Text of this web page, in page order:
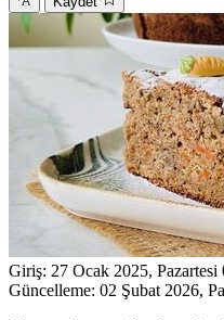
Giriş: 27 Ocak 2025, Pazartesi
Güncelleme: 02 Şubat 2026,